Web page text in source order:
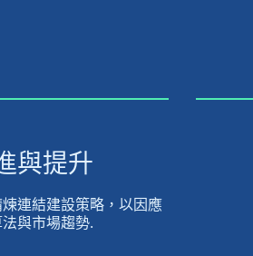
與提升
連結建設策略，以因應
與市場趨勢.